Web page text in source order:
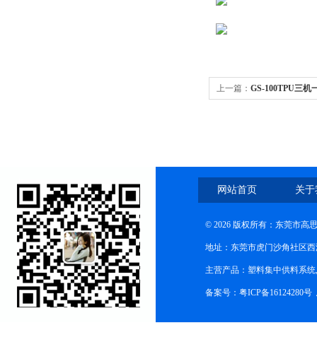
上一篇： GS-100TPU三机
网站首页 关
© 2026 版权所有：东莞市高
地址：东莞市虎门沙角社区
主营产品：塑料集中供料系
备案号：粤ICP备16124280号